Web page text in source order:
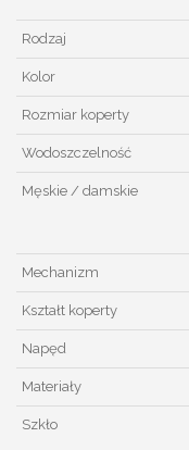
Rodzaj
Kolor
Rozmiar koperty
Wodoszczelność
Męskie / damskie
Mechanizm
Kształt koperty
Napęd
Materiały
Szkło